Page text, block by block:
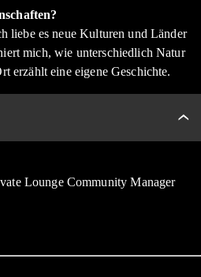
liebe es neue Kulturen und Länder
mich, wie unterschiedlich Natur
erzählt eine eigene Geschichte.